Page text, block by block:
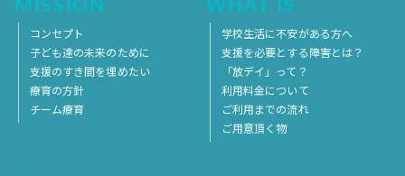
MISSION
コンセプト
子ども達の未来のために
支援のすき間を埋めたい
療育の方針
チーム療育
WHAT IS
学校生活に不安がある方へ
支援を必要とする障害とは？
「放デイ」って？
利用料金について
ご利用までの流れ
ご用意頂く物